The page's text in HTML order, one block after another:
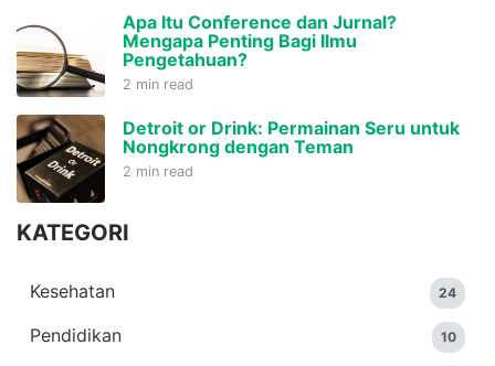
Apa Itu Conference dan Jurnal?
Mengapa Penting Bagi Ilmu
Pengetahuan?
2 min read
Detroit or Drink: Permainan Seru untuk
Nongkrong dengan Teman
2 min read
KATEGORI
Kesehatan 24
Pendidikan 10